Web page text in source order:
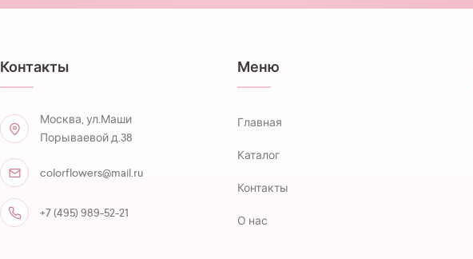
Контакты
Москва, ул.Маши
Порываевой д.38
colorflowers@mail.ru
+7 (495) 989-52-21
Меню
Главная
Каталог
Контакты
О нас